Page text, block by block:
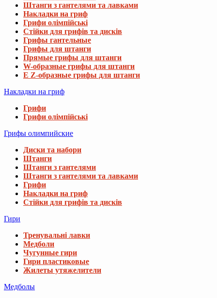
Штанги з гантелями та лавками
Накладки на гриф
Грифи олімпійські
Стійки для грифів та дисків
Грифы гантельные
Грифы для штанги
Прямые грифы для штанги
W-образные грифы для штанги
E Z-образные грифы для штанги
Накладки на гриф
Грифи
Грифи олімпійські
Грифы олимпийские
Диски та набори
Штанги
Штанги з гантелями
Штанги з гантелями та лавками
Грифи
Накладки на гриф
Стійки для грифів та дисків
Гири
Тренувальні лавки
Медболи
Чугунные гири
Гири пластиковые
Жилеты утяжелители
Медболы